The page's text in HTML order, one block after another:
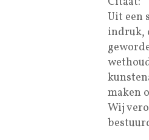
Uit een
indruk,
maken
Wij